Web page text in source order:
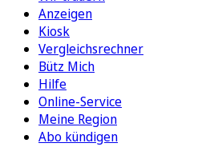
Anzeigen
Kiosk
Vergleichsrechner
Bütz Mich
Hilfe
Online-Service
Meine Region
Abo kündigen